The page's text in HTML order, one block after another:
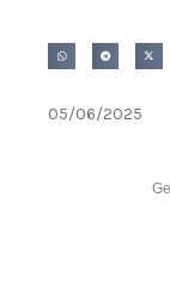
05/06/2025